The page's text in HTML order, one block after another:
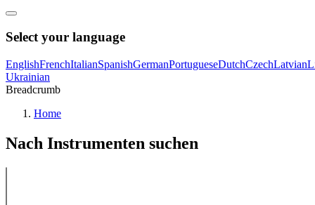
Select your language
EnglishFrenchItalianSpanishGermanPortugueseDutchCzechLatvian
Ukrainian
Breadcrumb
Home
Nach Instrumenten suchen